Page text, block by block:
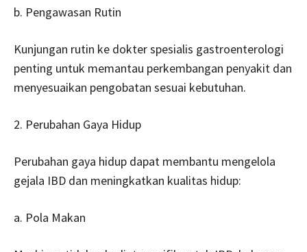
b. Pengawasan Rutin
Kunjungan rutin ke dokter spesialis gastroenterologi
penting untuk memantau perkembangan penyakit dan
menyesuaikan pengobatan sesuai kebutuhan.
2. Perubahan Gaya Hidup
Perubahan gaya hidup dapat membantu mengelola
gejala IBD dan meningkatkan kualitas hidup:
a. Pola Makan